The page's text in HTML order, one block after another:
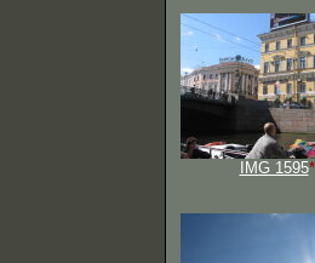
IMG 1595*